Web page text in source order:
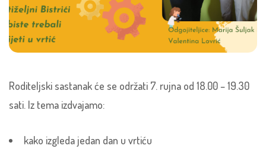
Roditeljski sastanak će se održati 7. rujna od 18.00 – 19.30
sati. Iz tema izdvajamo:
kako izgleda jedan dan u vrtiću